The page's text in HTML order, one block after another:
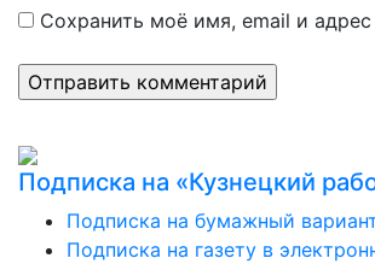
Сохранить моё имя, email и
Подписка на «Кузнецкий
Подписка на бумажный
Подписка на газету в